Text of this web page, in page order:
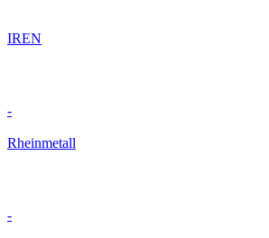
IREN
-
Rheinmetall
-